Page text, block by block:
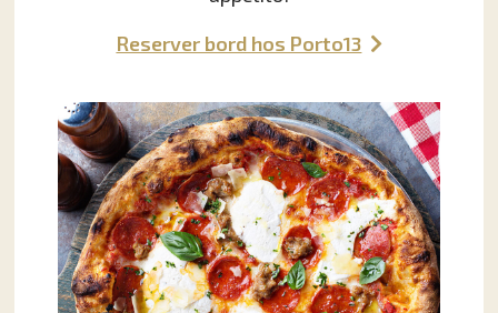
Reserver bord hos Porto13